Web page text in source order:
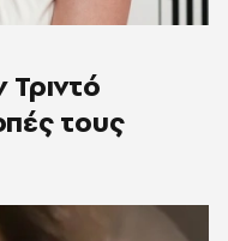
Τριντό
τους